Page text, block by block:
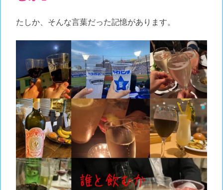
たしか、そんな言葉だった記憶があります。